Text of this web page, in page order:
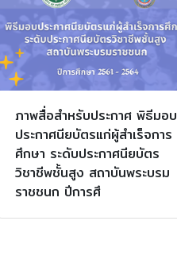
ภาพสื่อสำหรับประกาศ พิธีมอบ
ประกาศนียบัตรแก่ผู้สำเร็จการ
ศึกษา ระดับประกาศนียบัตร
วิชาชีพชั้นสูง สถาบันพระบรม
ราชชนก ปีการศึ